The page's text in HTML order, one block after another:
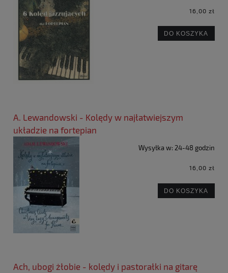
16,00 zł
DO KOSZYKA
A. Lewandowski - Kolędy w najłatwiejszym
układzie na fortepian
Wysyłka w: 24-48 godzin
16,00 zł
DO KOSZYKA
Ach, ubogi żłobie - kolędy i pastorałki na gitarę